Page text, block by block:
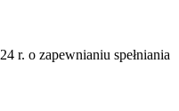
r. o zapewnianiu spełniania